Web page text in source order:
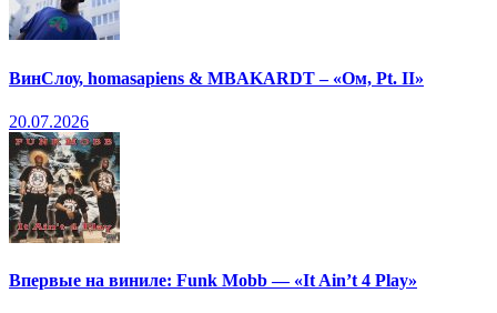
ВинСлоу, homasapiens & MBAKARDT – «Ом, Pt. II»
20.07.2026
Впервые на виниле: Funk Mobb — «It Ain’t 4 Play»